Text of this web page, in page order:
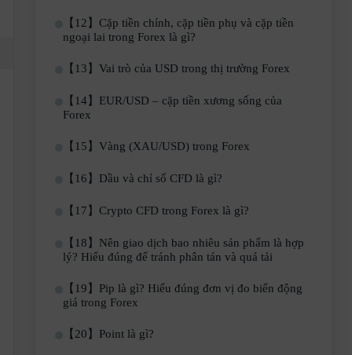
【12】Cặp tiền chính, cặp tiền phụ và cặp tiền
ngoại lai trong Forex là gì?
【13】Vai trò của USD trong thị trường Forex
【14】EUR/USD – cặp tiền xương sống của
Forex
【15】Vàng (XAU/USD) trong Forex
【16】Dầu và chỉ số CFD là gì?
【17】Crypto CFD trong Forex là gì?
【18】Nên giao dịch bao nhiêu sản phẩm là hợp
lý? Hiểu đúng để tránh phân tán và quá tải
【19】Pip là gì? Hiểu đúng đơn vị đo biến động
giá trong Forex
【20】Point là gì?